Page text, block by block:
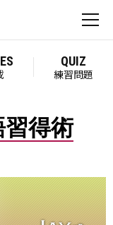
QUIZ
練習問題
習得術